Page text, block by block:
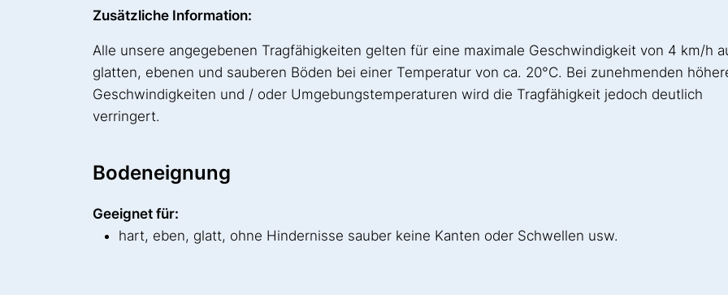
Zusätzliche Information:
Alle unsere angegebenen Tragfähigkeiten gelten für eine maximale Geschwindigkeit von 4 km/h
glatten, ebenen und sauberen Böden bei einer Temperatur von ca. 20°C. Bei zunehmenden
Geschwindigkeiten und / oder Umgebungstemperaturen wird die Tragfähigkeit jedoch deutlich
verringert.
Bodeneignung
Geeignet für:
hart, eben, glatt, ohne Hindernisse sauber keine Kanten oder Schwellen usw.